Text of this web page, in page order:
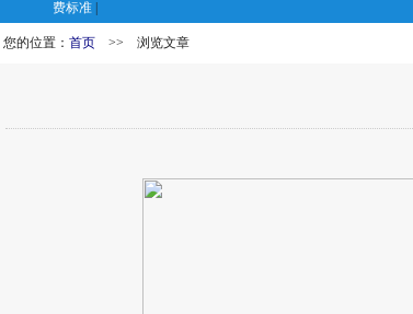
费标准|
您的位置： 首页 >> 浏览文章